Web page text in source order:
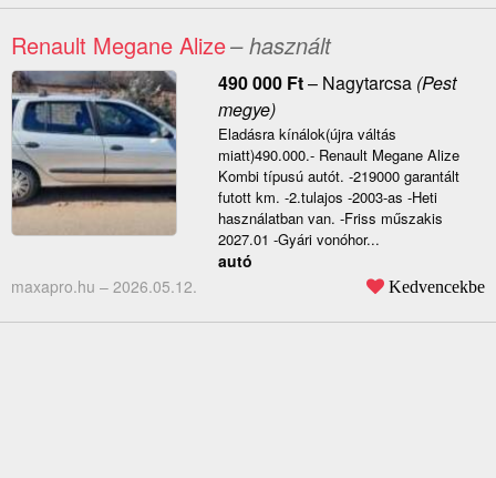
Renault Megane Alize– használt
490 000 Ft– Nagytarcsa(Pest
megye)
Eladásra kínálok(újra váltás
miatt)490.000.- Renault Megane Alize
Kombi típusú autót. -219000 garantált
futott km. -2.tulajos -2003-as -Heti
használatban van. -Friss műszakis
2027.01 -Gyári vonóhor...
autó
maxapro.hu – 2026.05.12. Kedvencekbe